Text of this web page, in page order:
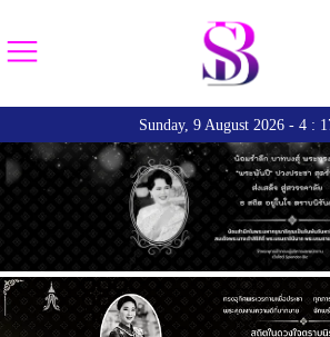
Sunday, 9 August 2026 - 4 :